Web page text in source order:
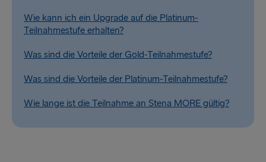
Wie kann ich ein Upgrade auf die Platinum-
Teilnahmestufe erhalten?
Was sind die Vorteile der Gold-Teilnahmestufe?
Was sind die Vorteile der Platinum-Teilnahmestufe?
Wie lange ist die Teilnahme an Stena MORE gültig?